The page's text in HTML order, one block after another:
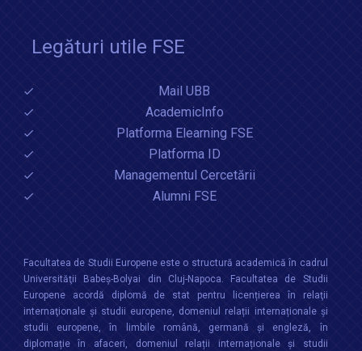
Legături utile FSE
Mail UBB
AcademicInfo
Platforma Elearning FSE
Platforma ID
Managementul Cercetării
Alumni FSE
Facultatea de Studii Europene este o structură academică în cadrul
Universităţii Babeș-Bolyai din Cluj-Napoca. Facultatea de Studii
Europene acordă diplomă de stat pentru licențierea în relaţii
internaţionale şi studii europene, domeniul relații internaționale şi
studii europene, în limbile română, germană și engleză, în
diplomație în afaceri, domeniul relații internaționale și studii